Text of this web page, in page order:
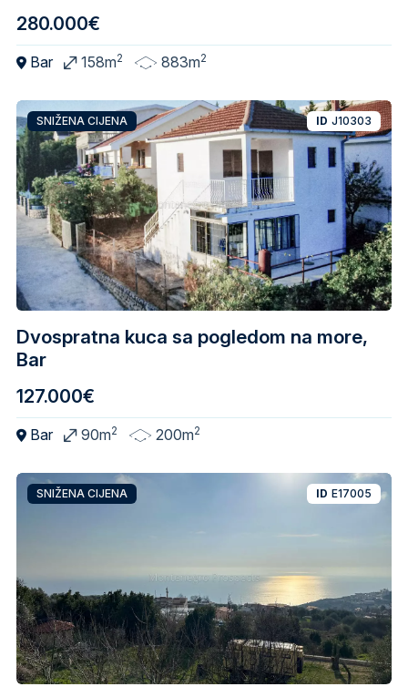
280.000€
Bar 158m2 883m2
Dvospratna kuca sa pogledom na more,
Bar
SNIŽENA CIJENA ID J10303
127.000€
Bar 90m2 200m2
SNIŽENA CIJENA ID E17005